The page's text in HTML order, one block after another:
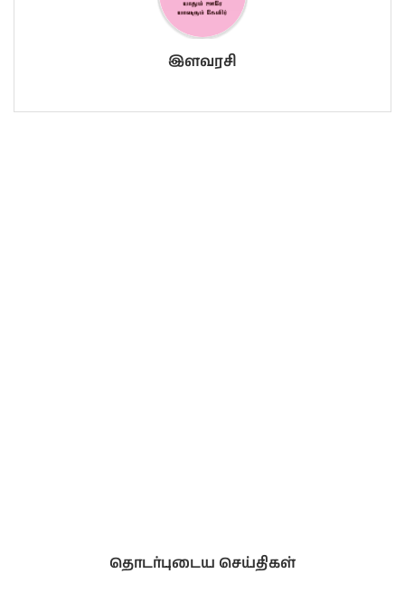
இளவரசி
தொடர்புடைய செய்திகள்